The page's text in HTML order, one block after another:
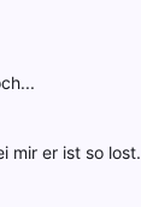
mir er ist so lost.